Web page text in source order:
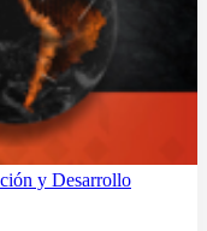
y Desarrollo